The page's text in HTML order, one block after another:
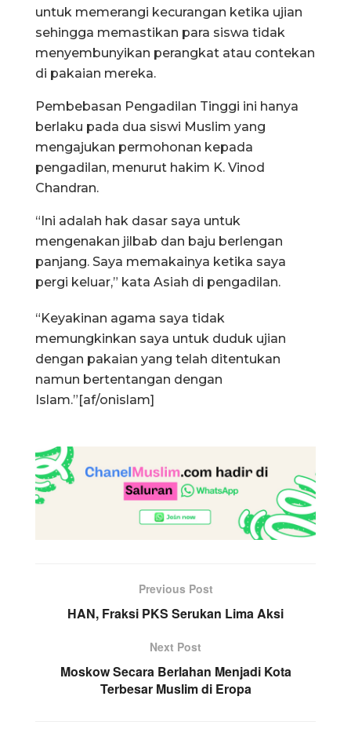
untuk memerangi kecurangan ketika ujian
sehingga memastikan para siswa tidak
menyembunyikan perangkat atau contekan
di pakaian mereka.
Pembebasan Pengadilan Tinggi ini hanya
berlaku pada dua siswi Muslim yang
mengajukan permohonan kepada
pengadilan, menurut hakim K. Vinod
Chandran.
“Ini adalah hak dasar saya untuk
mengenakan jilbab dan baju berlengan
panjang. Saya memakainya ketika saya
pergi keluar,” kata Asiah di pengadilan.
“Keyakinan agama saya tidak
memungkinkan saya untuk duduk ujian
dengan pakaian yang telah ditentukan
namun bertentangan dengan
Islam.”[af/onislam]
Previous Post
HAN, Fraksi PKS Serukan Lima Aksi
Next Post
Moskow Secara Berlahan Menjadi Kota
Terbesar Muslim di Eropa